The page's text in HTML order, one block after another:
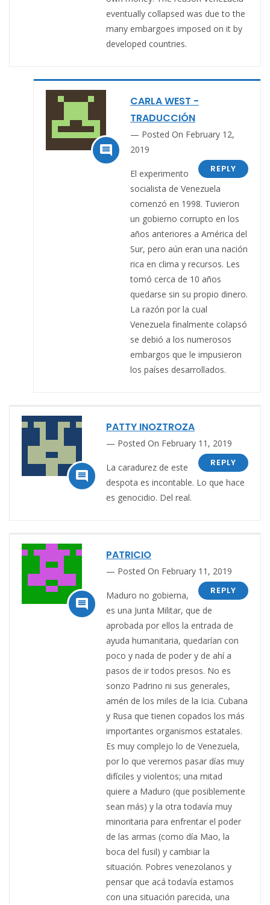
eventually collapsed was due to the
many embargoes imposed on it by
developed countries.

CARLA WEST -
TRADUCCIÓN
Posted On February 12,
2019
REPLY
El experimento
socialista de Venezuela
comenzó en 1998. Tuvieron
un gobierno corrupto en los
años anteriores a América del
Sur, pero aún eran una nación
rica en clima y recursos. Les
tomó cerca de 10 años
quedarse sin su propio dinero.
La razón por la cual
Venezuela finalmente colapsó
se debió a los numerosos
embargos que le impusieron
los países desarrollados.

PATTY INOZTROZA
Posted On February 11, 2019
REPLY
La caradurez de este
despota es incontable. Lo que hace
es genocidio. Del real.

PATRICIO
Posted On February 11, 2019
REPLY
Maduro no gobierna,
es una Junta Militar, que de
aprobada por ellos la entrada de
ayuda humanitaria, quedarían con
poco y nada de poder y de ahí a
pasos de ir todos presos. No es
sonzo Padrino ni sus generales,
amén de los miles de la Icia. Cubana
y Rusa que tienen copados los más
importantes organismos estatales.
Es muy complejo lo de Venezuela,
por lo que veremos pasar días muy
difíciles y violentos; una mitad
quiere a Maduro (que posiblemente
sean más) y la otra todavía muy
minoritaria para enfrentar el poder
de las armas (como día Mao, la
boca del fusil) y cambiar la
situación. Pobres venezolanos y
pensar que acá todavía estamos
con una situación parecida, una